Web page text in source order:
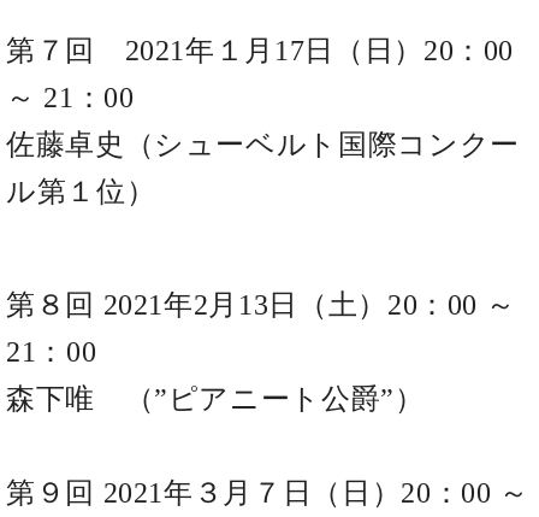
ア
ー
ト
ス
マ
ビ
第７回 2021年１月17日（日）20：00
～ 21：00
佐藤卓史（シューベルト国際コンクー
ル第１位）
第８回 2021年2月13日（土）20：00 ～
21：00
森下唯 （”ピアニート公爵”）
第９回 2021年３月７日（日）20：00 ～